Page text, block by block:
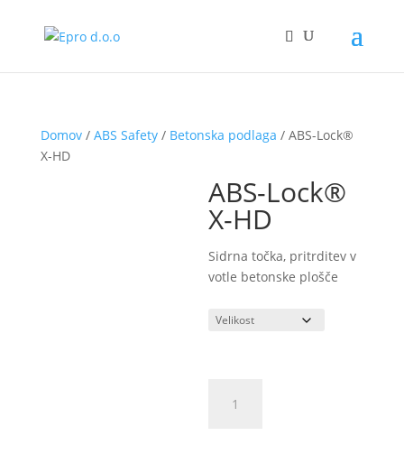
Domov/ ABS Safety/ Betonska podlaga / ABS-Lock®
X-HD
ABS-Lock®
X-HD
Sidrna točka, pritrditev v
votle betonske plošče
Lock®